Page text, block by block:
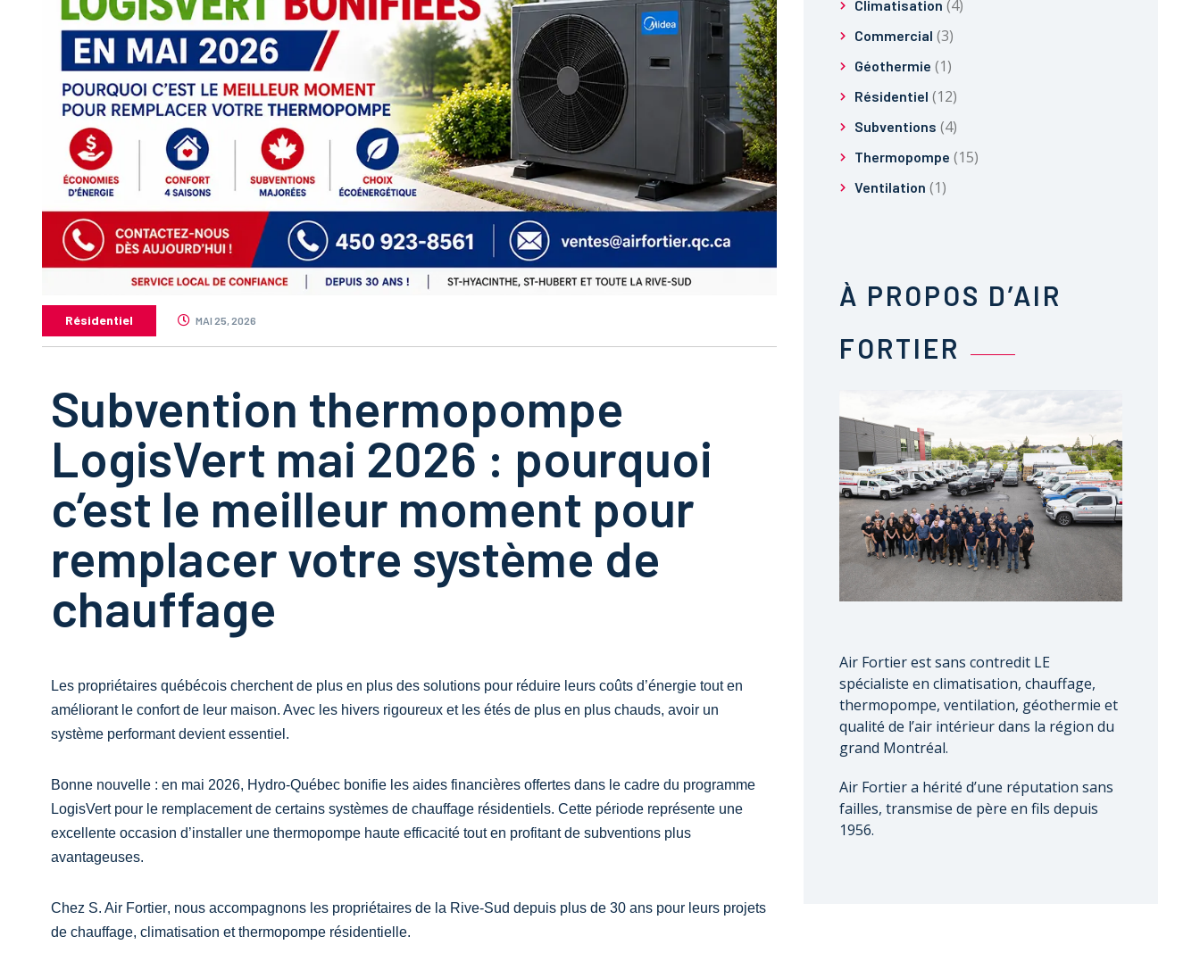
Résidentiel MAI 25, 2026
Subvention thermopompe
LogisVert mai 2026 : pourquoi
c’est le meilleur moment pour
remplacer votre système de
chauffage
Les propriétaires québécois cherchent de plus en plus des solutions pour réduire leurs coûts d’énergie tout en
améliorant le confort de leur maison. Avec les hivers rigoureux et les étés de plus en plus chauds, avoir un
système performant devient essentiel.
Bonne nouvelle : en mai 2026, Hydro-Québec bonifie les aides financières offertes dans le cadre du programme
LogisVertpour le remplacement de certains systèmes de chauffage résidentiels. Cette période représente une
excellente occasion d’installer une thermopompe haute efficacité tout en profitant de subventions plus
avantageuses.
Chez S. Air Fortier, nous accompagnons les propriétaires de la Rive-Sud depuis plus de 30 ans pour leurs projets
de chauffage, climatisation et thermopompe résidentielle.
Climatisation (4)
Commercial (3)
Géothermie (1)
Résidentiel (12)
Subventions (4)
Thermopompe (15)
Ventilation (1)
À PROPOS D’AIR
FORTIER
Air Fortier est sans contredit LE
spécialiste en climatisation, chauffage,
thermopompe, ventilation, géothermie et
qualité de l’air intérieur dans la région du
grand Montréal.
Air Fortier a hérité d’une réputation sans
failles, transmise de père en fils depuis
1956.